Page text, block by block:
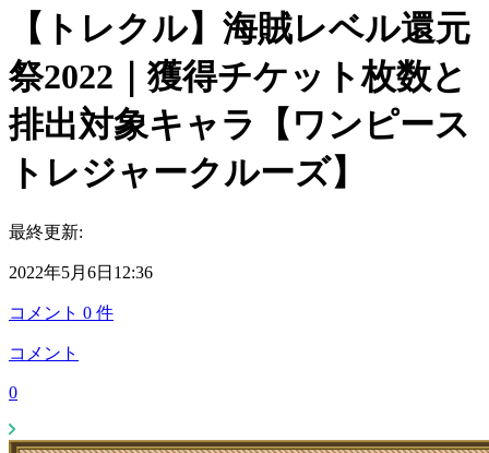
【トレクル】海賊レベル還元
祭2022｜獲得チケット枚数と
排出対象キャラ【ワンピース
トレジャークルーズ】
最終更新:
2022年5月6日12:36
コメント 0 件
コメント
0